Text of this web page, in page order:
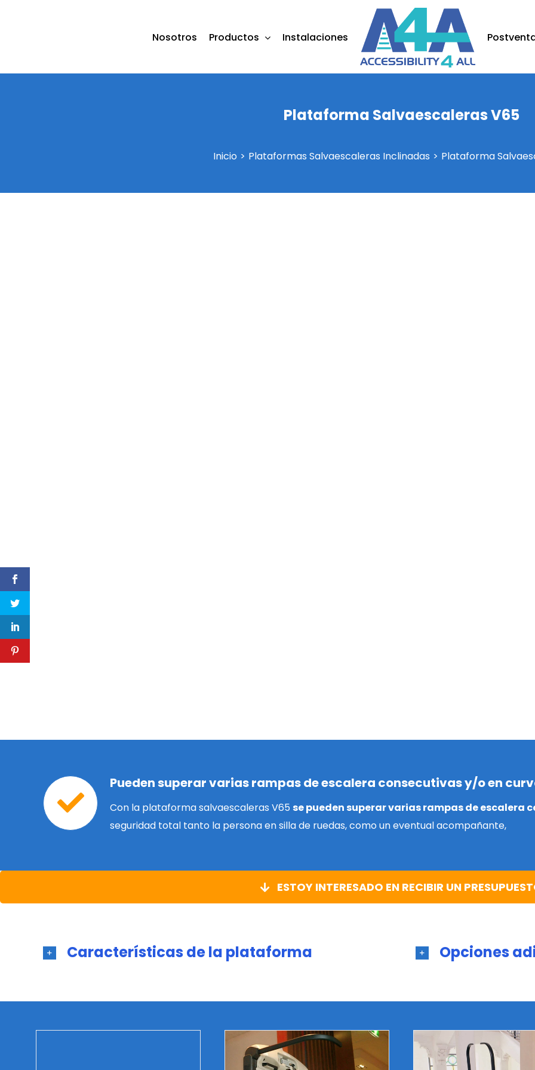
Nosotros Productos Instalaciones
Plataforma Salvaescaleras V65
Inicio Plataformas Salvaescaleras Inclinadas Plataforma
Pueden superar varias rampas de escalera consecutivas y/o en
Con la plataforma salvaescaleras V65 se pueden superar varias rampas de escalera
seguridad total tanto la persona en silla de ruedas, como un eventual acompañante,
ESTOY INTERESADO EN RECIBIR UN
Características de la plataforma Opciones